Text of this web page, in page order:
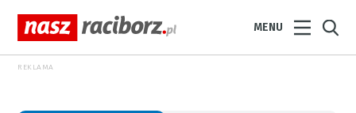
MENU
REKLAMA